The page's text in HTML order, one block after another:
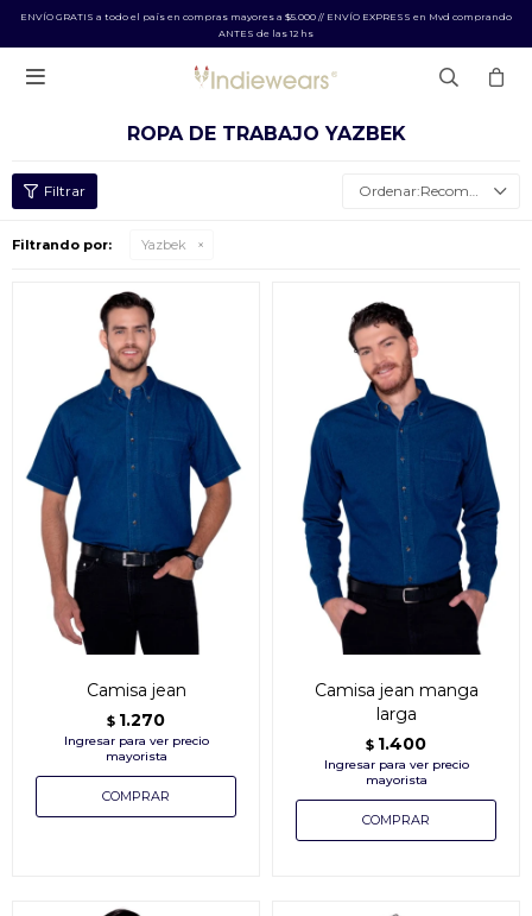
ENVÍO GRATIS a todo el país en compras mayores a $5.000 // ENVÍO EXPRESS en Mvd comprando
ANTES de las 12 hs

ROPA DE TRABAJO YAZBEK
Recomendados
Filtrando por: Yazbek
Camisa jean
$ 1.270
Camisa jean manga
larga
$ 1.400